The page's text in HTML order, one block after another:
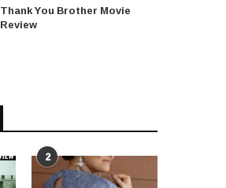
Thank You Brother Movie
Review
2